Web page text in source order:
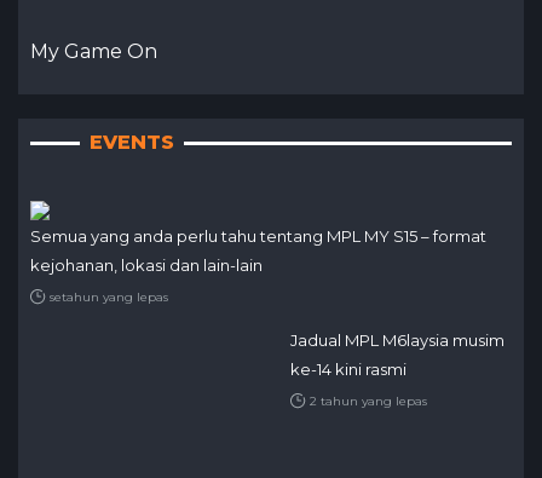
My Game On
EVENTS
Semua yang anda perlu tahu tentang MPL MY S15 – format
kejohanan, lokasi dan lain-lain
setahun yang lepas
Jadual MPL M6laysia musim
ke-14 kini rasmi
2 tahun yang lepas